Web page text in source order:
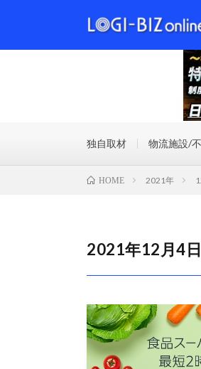
独自取材 物流施設/
HOME 2021年
2021年12月4日